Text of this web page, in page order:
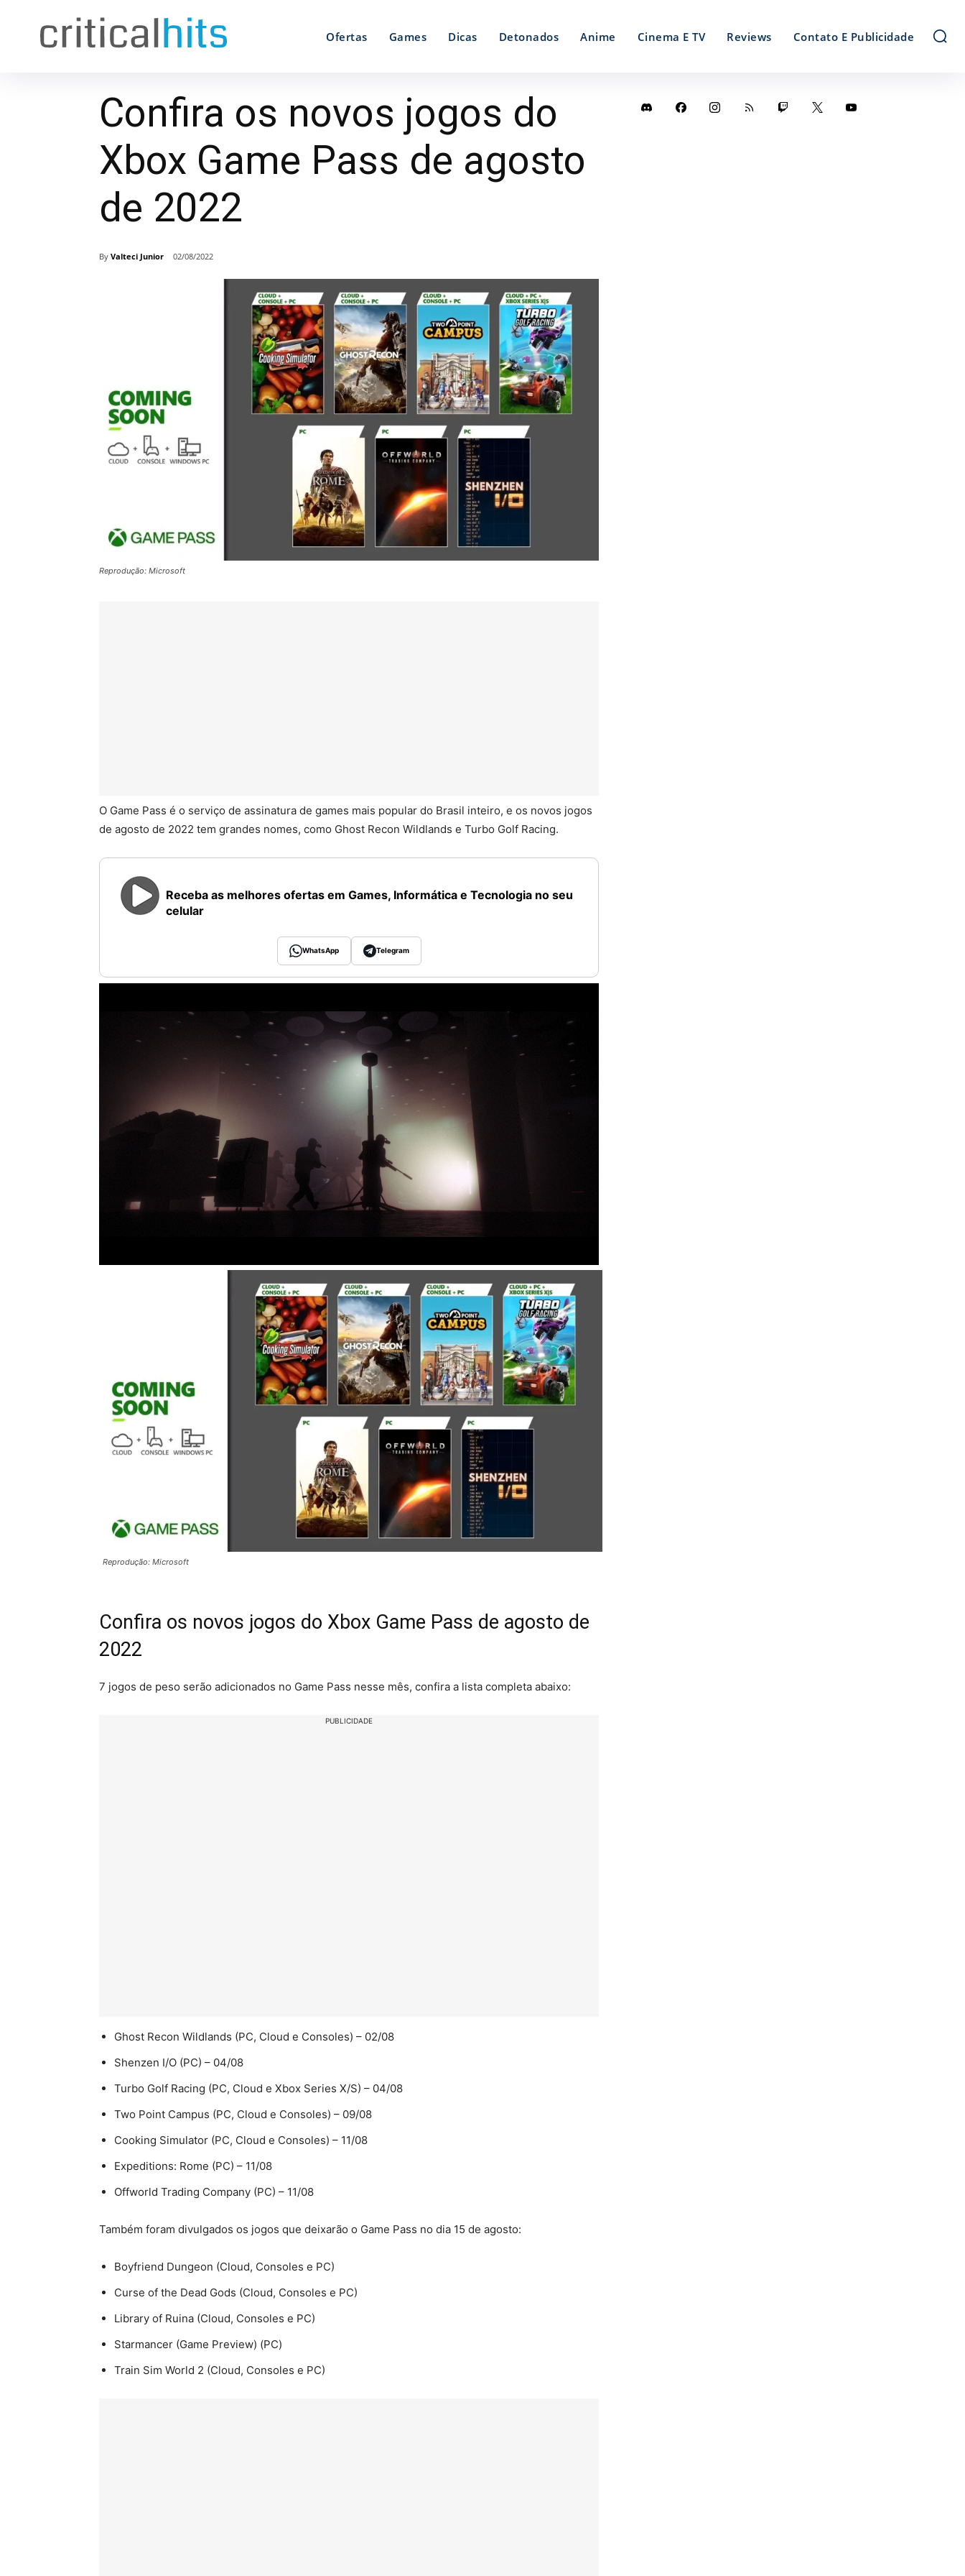
Ofertas Games Dicas Detonados Anime Cinema E TV Reviews Contato E Publicidade
Confira os novos jogos do
Xbox Game Pass de agosto
de 2022
By Valteci Junior 02/08/2022
Reprodução: Microsoft
O Game Pass é o serviço de assinatura de games mais popular do Brasil inteiro, e os novos jogos
de agosto de 2022 tem grandes nomes, como Ghost Recon Wildlands e Turbo Golf Racing.
Receba as melhores ofertas em Games, Informática e Tecnologia no seu
celular
WhatsApp Telegram
Reprodução: Microsoft
Confira os novos jogos do Xbox Game Pass de agosto de
2022
7 jogos de peso serão adicionados no Game Pass nesse mês, confira a lista completa abaixo:
PUBLICIDADE
Ghost Recon Wildlands (PC, Cloud e Consoles) – 02/08
Shenzen I/O (PC) – 04/08
Turbo Golf Racing (PC, Cloud e Xbox Series X/S) – 04/08
Two Point Campus (PC, Cloud e Consoles) – 09/08
Cooking Simulator (PC, Cloud e Consoles) – 11/08
Expeditions: Rome (PC) – 11/08
Offworld Trading Company (PC) – 11/08
Também foram divulgados os jogos que deixarão o Game Pass no dia 15 de agosto:
Boyfriend Dungeon (Cloud, Consoles e PC)
Curse of the Dead Gods (Cloud, Consoles e PC)
Library of Ruina (Cloud, Consoles e PC)
Starmancer (Game Preview) (PC)
Train Sim World 2 (Cloud, Consoles e PC)